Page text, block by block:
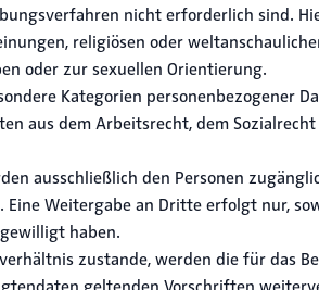
nicht erforderlich sind.
religiösen oder
oder zur sexuellen Orientierung.
Kategorien personenbezogener
aus dem Arbeitsrecht, dem
ausschließlich den Personen
Eine Weitergabe an Dritte erfolgt nur,
haben.
zustande, werden die für das